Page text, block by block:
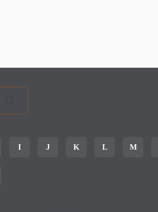
I J K L M